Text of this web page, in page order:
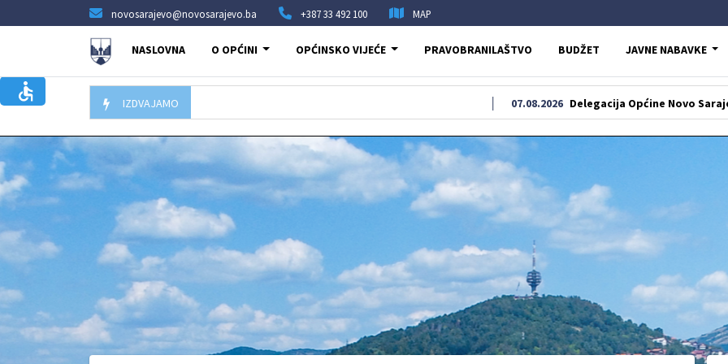
novosarajevo@novosarajevo.ba +387 33 492 100 MAP
NASLOVNA O OPĆINI OPĆINSKO VIJEĆE PRAVOBRANILAŠTVO BUDŽET JAVNE NABAVKE
IZDVAJAMO Delegacija Općine Novo Sarajevo odala